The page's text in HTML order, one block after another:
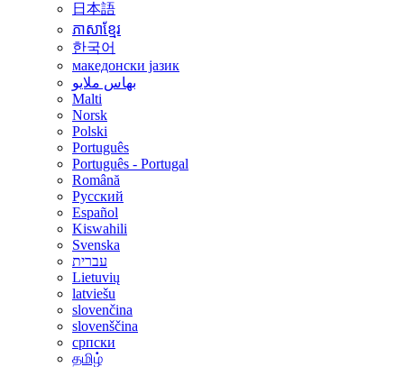
日本語
ភាសាខ្មែរ
한국어
македонски јазик
بهاس ملايو
Malti
Norsk
Polski
Português
Português - Portugal
Română
Русский
Español
Kiswahili
Svenska
עברית
Lietuvių
latviešu
slovenčina
slovenščina
српски
தமிழ்